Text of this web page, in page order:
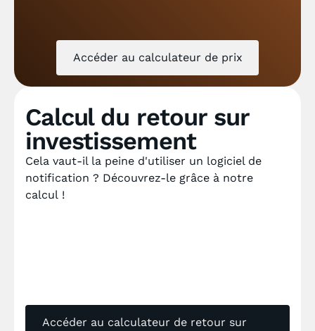
Accéder au calculateur de prix
Calcul du retour sur
investissement
Cela vaut-il la peine d'utiliser un logiciel de
notification ? Découvrez-le grâce à notre
calcul !
Accéder au calculateur de retour sur